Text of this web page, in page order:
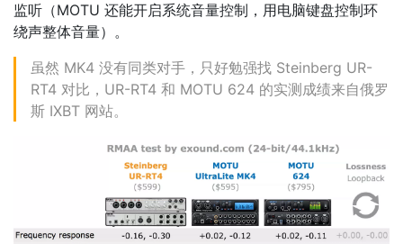
监听（MOTU 还能开启系统音量控制，用电脑键盘控制环
绕声整体音量）。
虽然 MK4 没有同类对手，只好勉强找 Steinberg UR-
RT4 对比，UR-RT4 和 MOTU 624 的实测成绩来自俄罗
斯 IXBT 网站。